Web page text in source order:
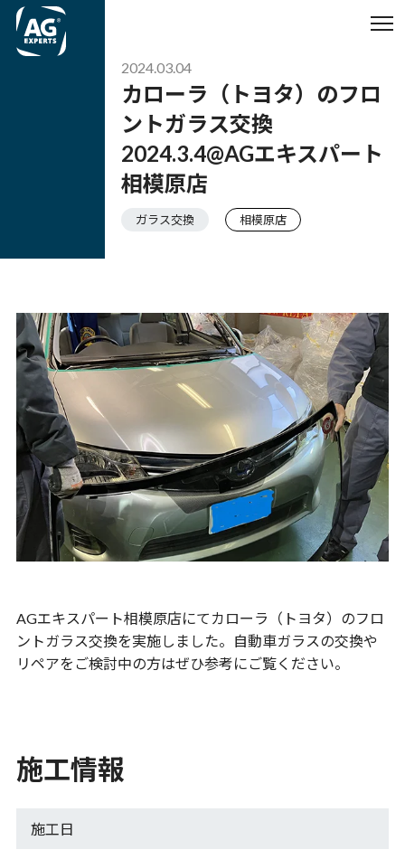
2024.03.04
カローラ（トヨタ）のフロ
ントガラス交換
2024.3.4@AGエキスパート
相模原店
ガラス交換 相模原店
AGエキスパート相模原店にてカローラ（トヨタ）のフロ
ントガラス交換を実施しました。自動車ガラスの交換や
リペアをご検討中の方はぜひ参考にご覧ください。
施工情報
施工日